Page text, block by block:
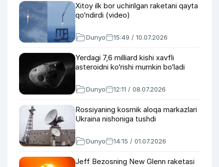
Xitoy ilk bor uchirilgan raketani qayta
qo‘ndirdi (video)
Dunyo 15:49 / 10.07.2026
Yerdagi 7,6 milliard kishi xavfli
asteroidni ko‘rishi mumkin bo‘ladi
Dunyo 12:11 / 08.07.2026
Rossiyaning kosmik aloqa markazlari
Ukraina nishoniga tushdi
Dunyo 14:15 / 01.07.2026
Jeff Bezosning New Glenn raketasi